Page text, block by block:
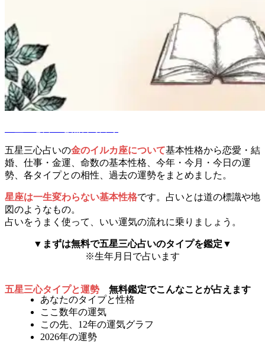
五星三心占いの金のイルカ座について基本性格から恋愛・結
婚、仕事・金運、命数の基本性格、今年・今月・今日の運
勢、各タイプとの相性、過去の運勢をまとめました。
星座は一生変わらない基本性格です。占いとは道の標識や地
図のようなもの。
占いをうまく使って、いい運気の流れに乗りましょう。
▼まずは無料で五星三心占いのタイプを鑑定▼
※生年月日で占います
五星三心タイプと運勢 無料鑑定でこんなことが占えます
あなたのタイプと性格
ここ数年の運気
この先、12年の運気グラフ
2026年の運勢